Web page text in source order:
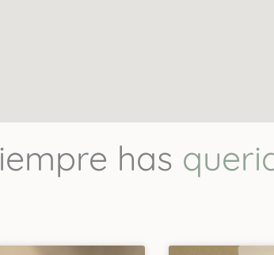
mi carita a nadie más ¡Gracias Pao!
has